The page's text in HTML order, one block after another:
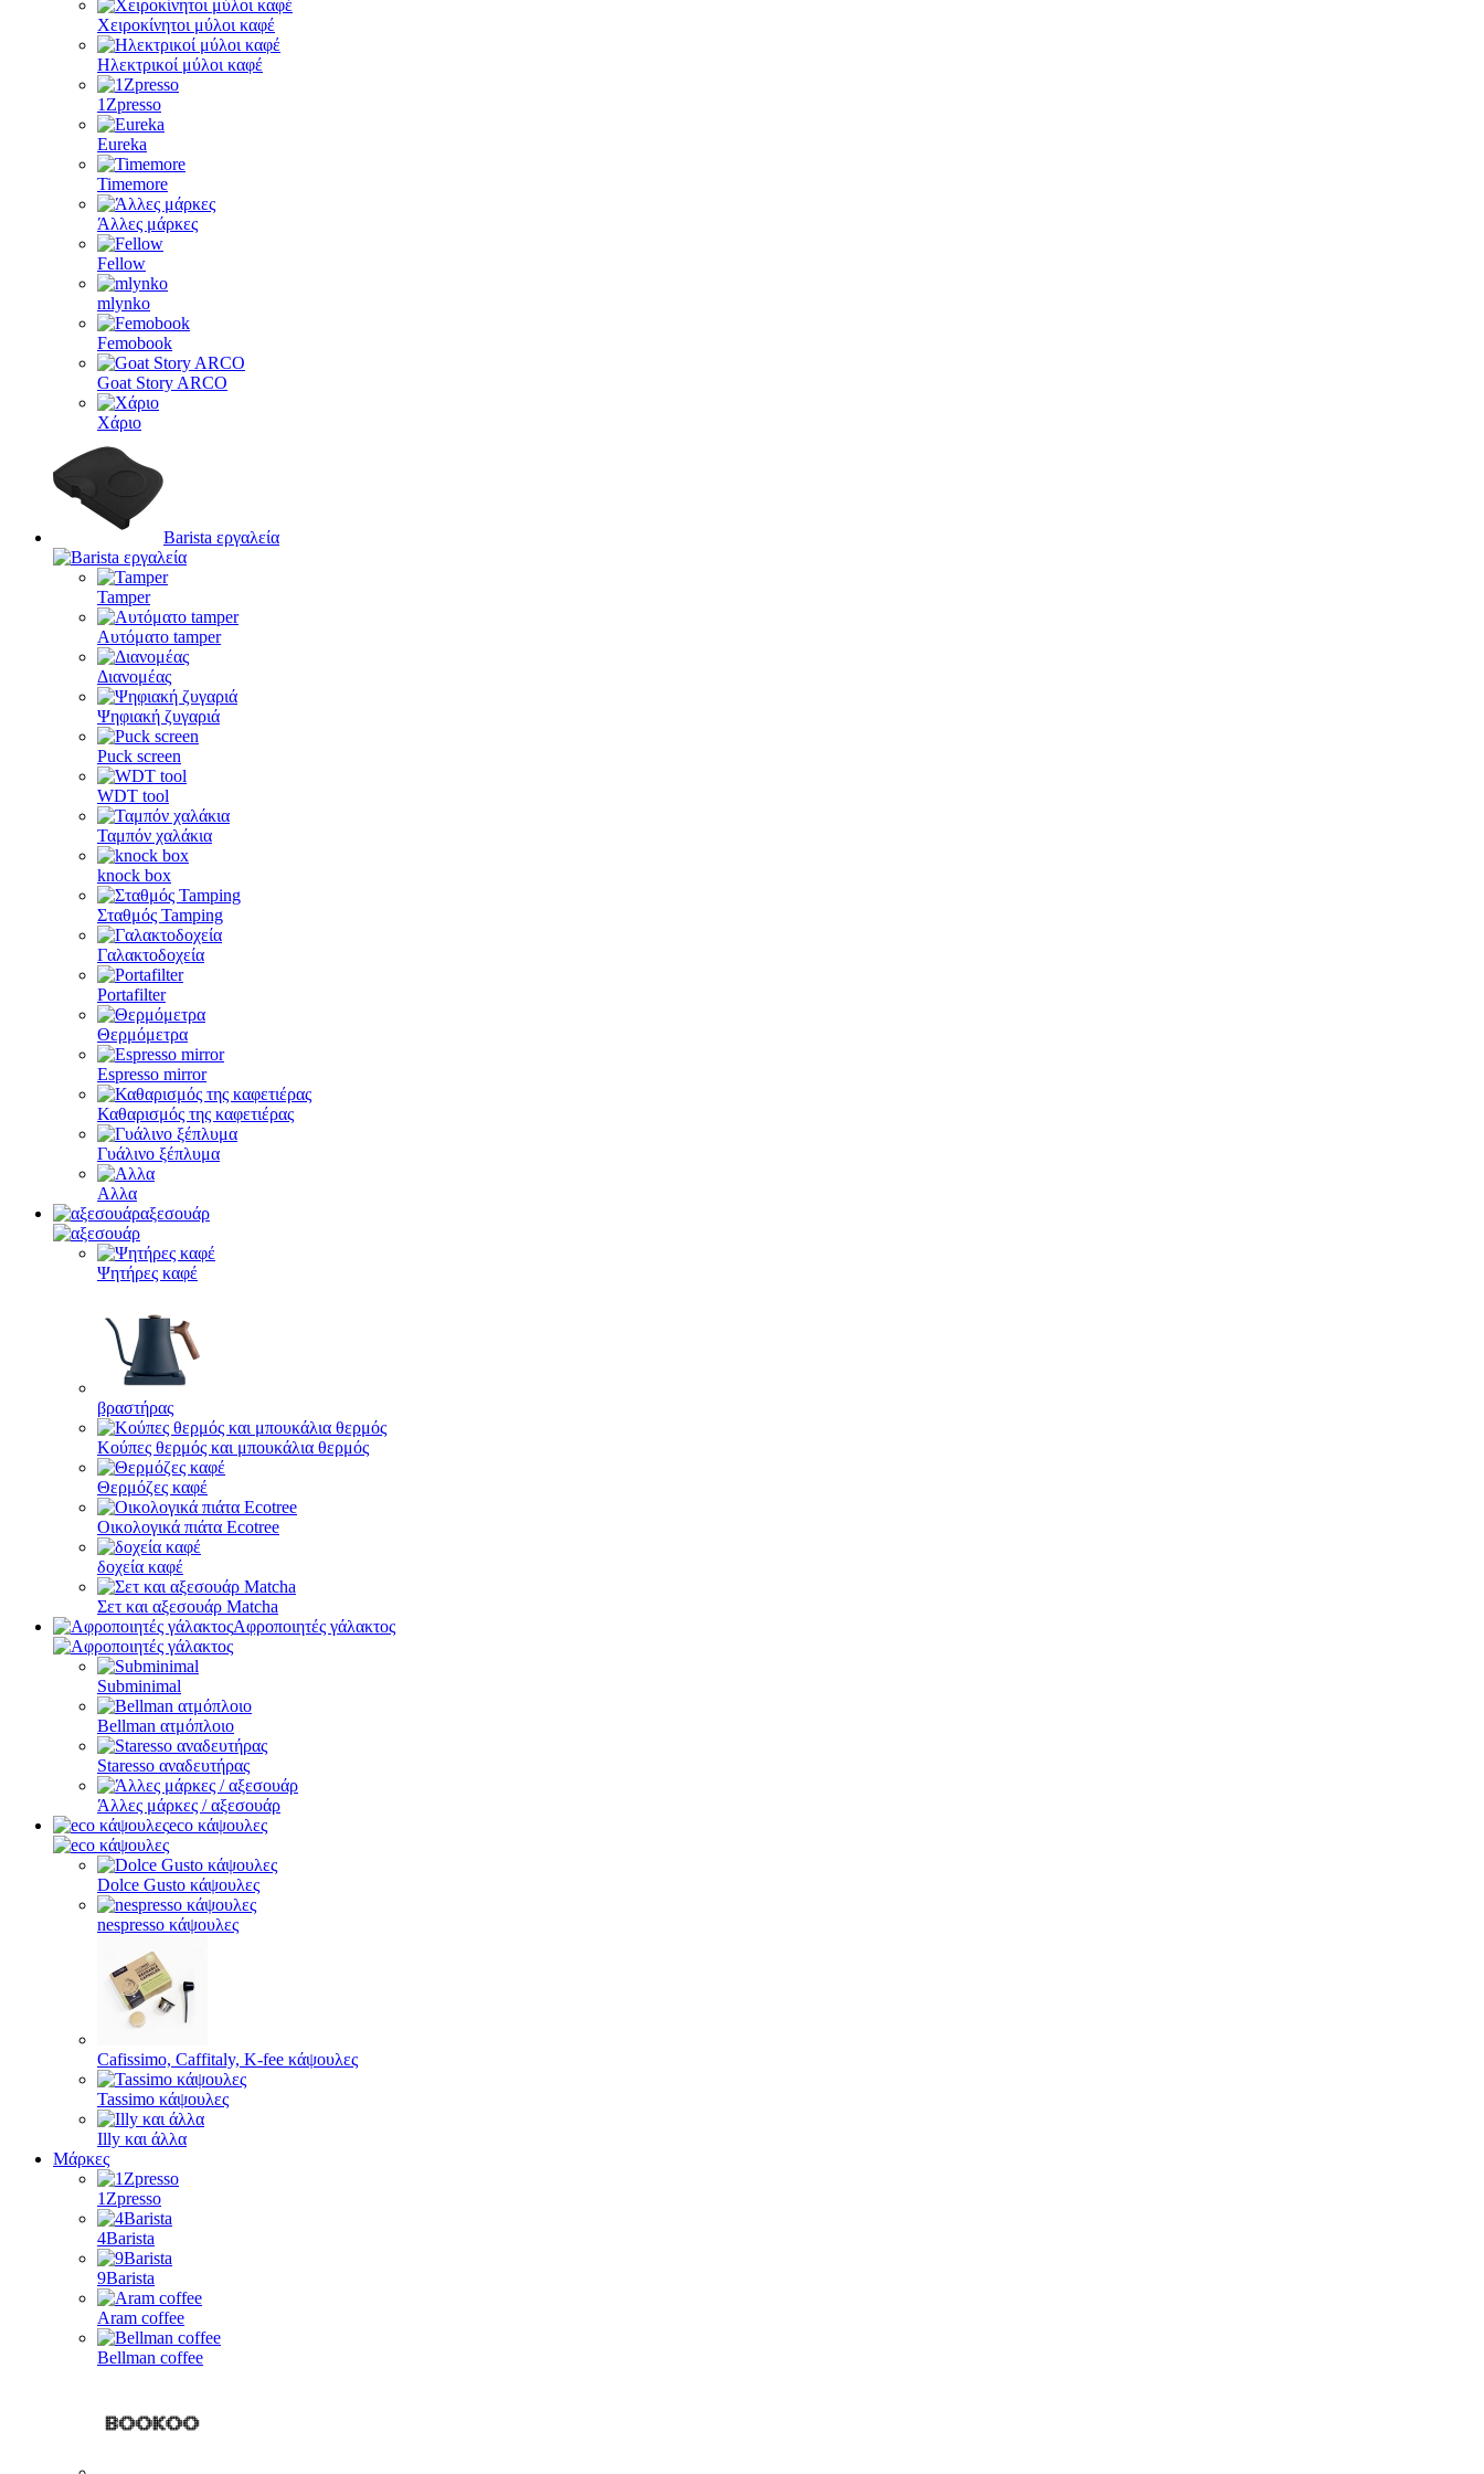
Χειροκίνητοι μύλοι καφέ
Ηλεκτρικοί μύλοι καφέ
1Zpresso
Eureka
Timemore
Άλλες μάρκες
Fellow
mlynko
Femobook
Goat Story ARCO
Χάριο
Barista εργαλεία
Tamper
Αυτόματο tamper
Διανομέας
Ψηφιακή ζυγαριά
Puck screen
WDT tool
Ταμπόν χαλάκια
knock box
Σταθμός Tamping
Γαλακτοδοχεία
Portafilter
Θερμόμετρα
Espresso mirror
Καθαρισμός της καφετιέρας
Γυάλινο ξέπλυμα
Αλλα
αξεσουάρ
Ψητήρες καφέ
βραστήρας
Κούπες θερμός και μπουκάλια θερμός
Θερμόζες καφέ
Οικολογικά πιάτα Ecotree
δοχεία καφέ
Σετ και αξεσουάρ Matcha
Αφροποιητές γάλακτος
Subminimal
Bellman ατμόπλοιο
Staresso αναδευτήρας
Άλλες μάρκες / αξεσουάρ
eco κάψουλες
Dolce Gusto κάψουλες
nespresso κάψουλες
Cafissimo, Caffitaly, K-fee κάψουλες
Tassimo κάψουλες
Illy και άλλα
Μάρκες
1Zpresso
4Barista
9Barista
Aram coffee
Bellman coffee